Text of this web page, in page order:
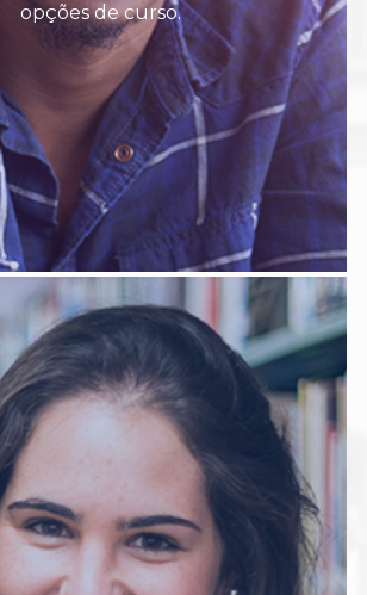
opções de curso.